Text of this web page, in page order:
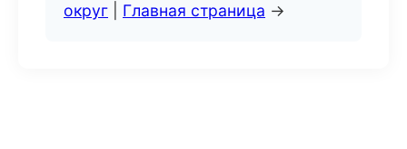
округ
Главная страница →